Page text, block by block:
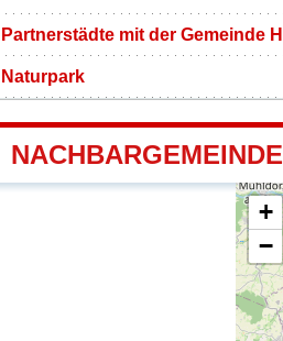
Partnerstädte mit der Gemeinde
Naturpark
+
−